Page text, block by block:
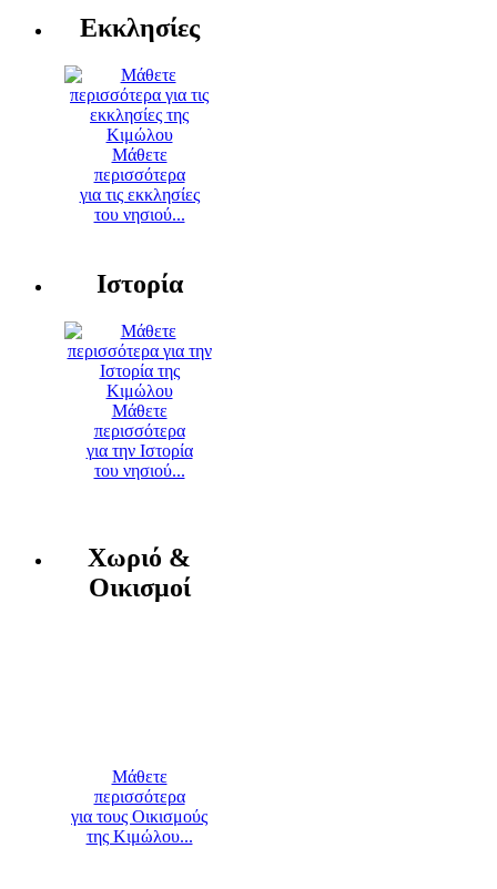
Εκκλησίες
Μάθετε
περισσότερα
για τις εκκλησίες
του νησιού...
Ιστορία
Μάθετε
περισσότερα
για την Ιστορία
του νησιού...
Χωριό &
Οικισμοί
Μάθετε
περισσότερα
για τους Οικισμούς
της Κιμώλου...